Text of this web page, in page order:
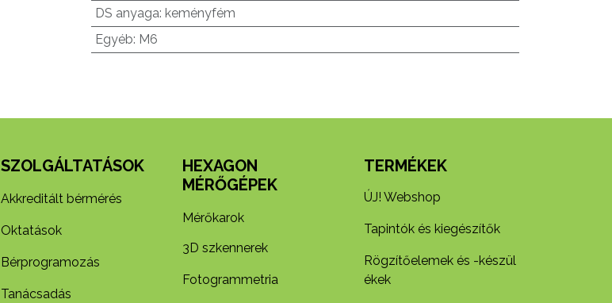
DS anyaga: keményfém
Egyéb: M6
SZOLGÁLTATÁSOK
Akkreditált bérmérés
Oktatások
Bérprogramozás
Tanácsadás
HEXAGON
MÉRŐGÉPEK
Mérőkarok
3D szkennerek
Fotogrammetria
TERMÉKEK
ÚJ! Webshop
Tapintók és kiegészítők
Rögzítőelemek és -készül​
ékek